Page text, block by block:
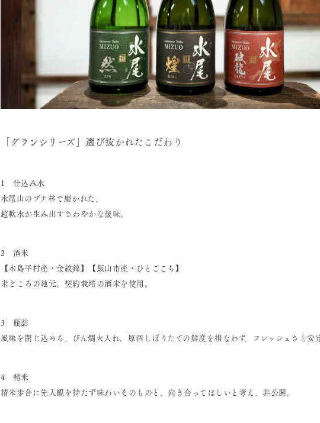
「グランシリーズ」選び抜かれたこだわり
1 仕込み水
水尾山のブナ林で磨かれた、
超軟水が生み出すさわやかな後味。
2 酒米
【木島平村産・金紋錦】【飯山市産・ひとごこち】
米どころの地元、契約栽培の酒米を使用。
3 瓶詰
風味を閉じ込める、びん燗火入れ。原酒しぼりたての鮮度を損なわず、フレッシュさと安
4 精米
精米歩合に先入観を持たず味わいそのものと、向き合ってほしいと考え、非公開。